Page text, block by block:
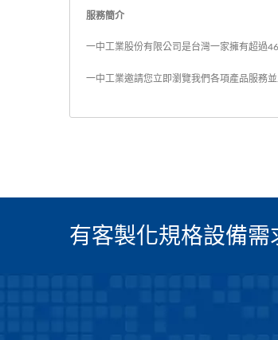
服務簡介
一中工業股份有限公司是台灣一家擁有超過
一中工業邀請您立即瀏覽我們各項產品服務並
有客製化規格設備